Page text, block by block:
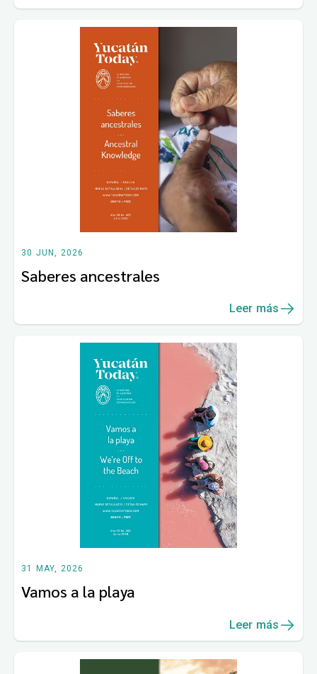
30 JUN, 2026
Saberes ancestrales
Leer más
31 MAY, 2026
Vamos a la playa
Leer más